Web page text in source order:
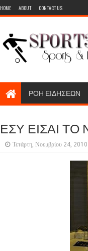
HOME ABOUT CONTACT US
ΡΟΗ ΕΙΔΗΣΕΩΝ
ΕΣΥ ΕΙΣΑΙ ΤΟ
Τετάρτη, Νοεμβρίου 24, 2010